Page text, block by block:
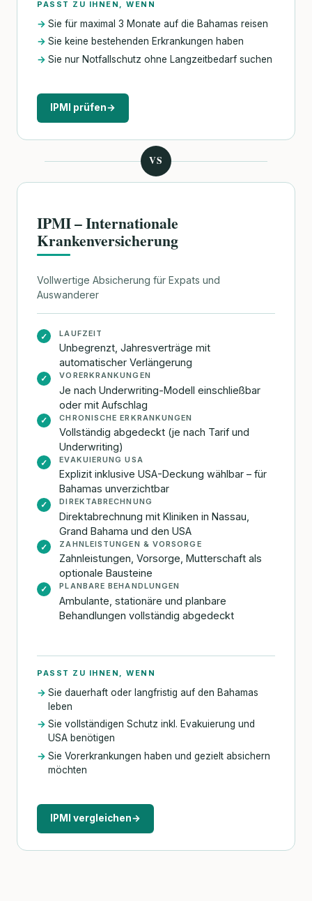
PASST ZU IHNEN, WENN
Sie für maximal 3 Monate auf die Bahamas reisen
Sie keine bestehenden Erkrankungen haben
Sie nur Notfallschutz ohne Langzeitbedarf suchen
IPMI prüfen→
VS
IPMI – Internationale
Krankenversicherung
Vollwertige Absicherung für Expats und
Auswanderer
✓ LAUFZEIT
Unbegrenzt, Jahresverträge mit
automatischer Verlängerung
✓ VORERKRANKUNGEN
Je nach Underwriting-Modell einschließbar
oder mit Aufschlag
✓ CHRONISCHE ERKRANKUNGEN
Vollständig abgedeckt (je nach Tarif und
Underwriting)
✓ EVAKUIERUNG USA
Explizit inklusive USA-Deckung wählbar – für
Bahamas unverzichtbar
✓ DIREKTABRECHNUNG
Direktabrechnung mit Kliniken in Nassau,
Grand Bahama und den USA
✓ ZAHNLEISTUNGEN & VORSORGE
Zahnleistungen, Vorsorge, Mutterschaft als
optionale Bausteine
✓ PLANBARE BEHANDLUNGEN
Ambulante, stationäre und planbare
Behandlungen vollständig abgedeckt
PASST ZU IHNEN, WENN
Sie dauerhaft oder langfristig auf den Bahamas
leben
Sie vollständigen Schutz inkl. Evakuierung und
USA benötigen
Sie Vorerkrankungen haben und gezielt absichern
möchten
IPMI vergleichen→